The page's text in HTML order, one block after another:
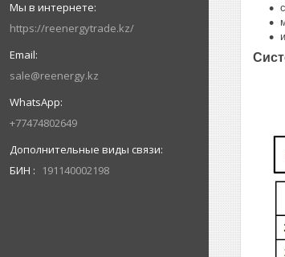
https://reenergytrade.kz/
sale@reenergy.kz
+77474802649
БИН 191140002198